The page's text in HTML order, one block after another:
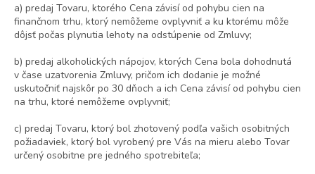
a) predaj Tovaru, ktorého Cena závisí od pohybu cien na
finančnom trhu, ktorý nemôžeme ovplyvniť a ku ktorému môže
dôjsť počas plynutia lehoty na odstúpenie od Zmluvy;
b) predaj alkoholických nápojov, ktorých Cena bola dohodnutá
v čase uzatvorenia Zmluvy, pričom ich dodanie je možné
uskutočniť najskôr po 30 dňoch a ich Cena závisí od pohybu cien
na trhu, ktoré nemôžeme ovplyvniť;
c) predaj Tovaru, ktorý bol zhotovený podľa vašich osobitných
požiadaviek, ktorý bol vyrobený pre Vás na mieru alebo Tovar
určený osobitne pre jedného spotrebiteľa;